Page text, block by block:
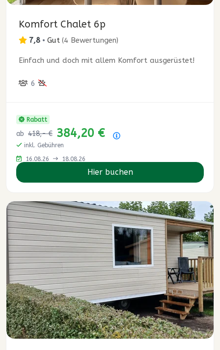
Komfort Chalet 6p
7,8 • Gut (4 Bewertungen)
Einfach und doch mit allem Komfort ausgerüstet!
6
Rabatt
ab 418,- € 384,20 €
inkl. Gebühren
16.08.26 18.08.26
Hier buchen